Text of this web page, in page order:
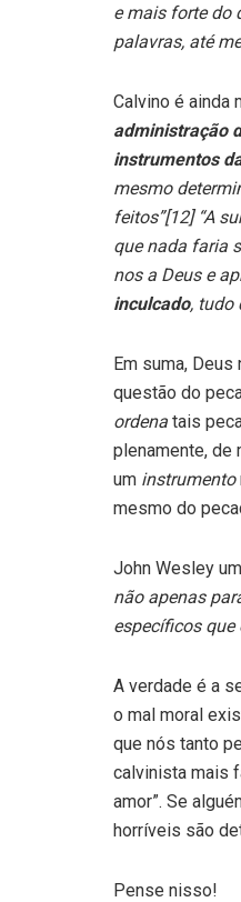
e mais forte do
palavras, até
Calvino é ainda
administração
instrumentos
mesmo
feitos”[12] “A
que nada faria
nos a Deus e
inculcado, tudo
Em suma, Deus
questão do
ordena tais
plenamente, de
um instrumento
mesmo do
John Wesley
não apenas
específicos que
A verdade é a
o mal moral
que nós tanto
calvinista mais
amor”. Se
horríveis são
Pense nisso!